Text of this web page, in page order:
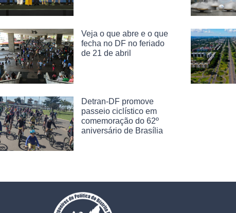
Veja o que abre e o que
fecha no DF no feriado
de 21 de abril
Detran-DF promove
passeio ciclístico em
comemoração do 62º
aniversário de Brasília